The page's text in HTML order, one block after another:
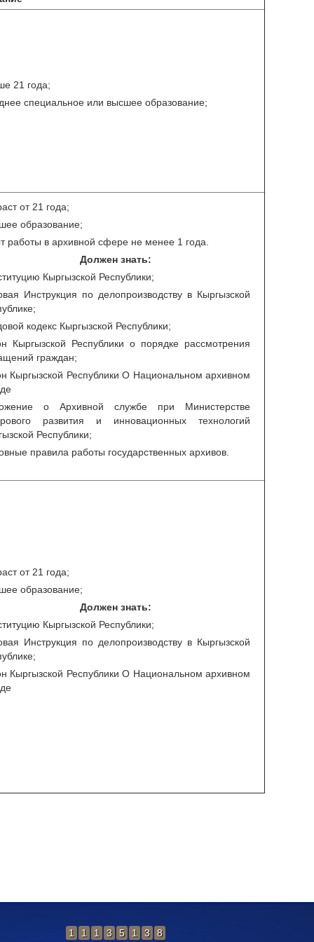
21 года;
специальное или высшее образование;
от 21 года;
образование;
работы в архивной сфере не менее 1 года.
Должен знать:
Кыргызской Республики;
Инструкция по делопроизводству в Кыргызской
кодекс Кыргызской Республики;
Кыргызской Республики о порядке рассмотрения
граждан;
Кыргызской Республики О Национальном архивном
о Архивной службе при Министерстве
развития и инновационных технологий
Республики;
правила работы государственных архивов.
от 21 года;
образование;
Должен знать:
Кыргызской Республики;
Инструкция по делопроизводству в Кыргызской
Кыргызской Республики О Национальном архивном
1 1 1 3 5 1 3 8